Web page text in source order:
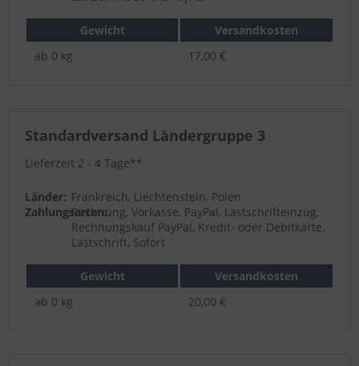
Gewicht
Versandkosten
ab 0 kg
17,00 €
Standardversand Ländergruppe 3
Lieferzeit 2 - 4 Tage**
Länder: Frankreich, Liechtenstein, Polen
Zahlungsarten:Rechnung, Vorkasse, PayPal, Lastschrifteinzug,
Rechnungskauf PayPal, Kredit- oder Debitkarte,
Lastschrift, Sofort
Gewicht
Versandkosten
ab 0 kg
20,00 €